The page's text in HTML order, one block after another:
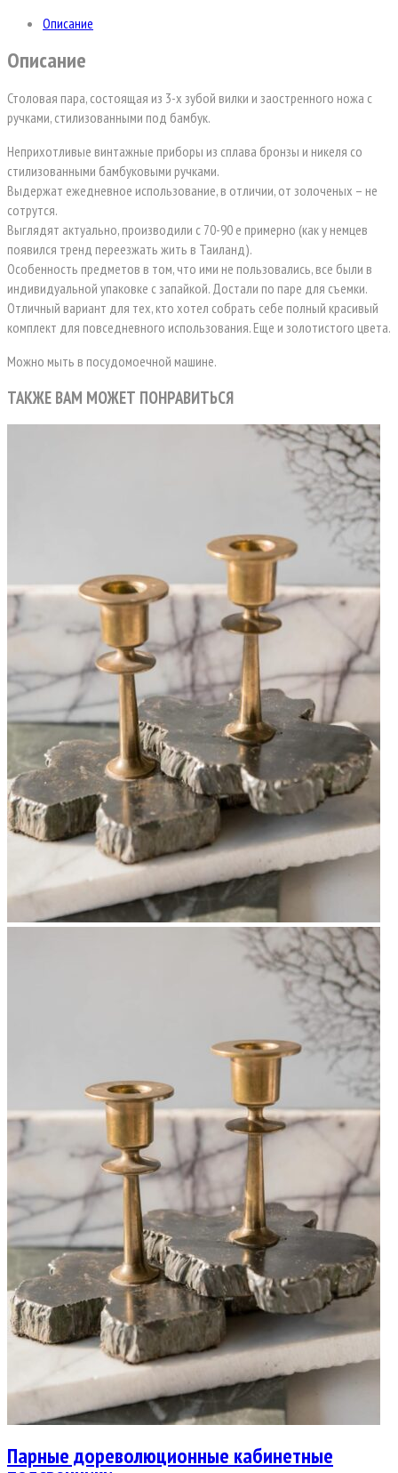
Описание
Описание
Столовая пара, состоящая из 3-х зубой вилки и заостренного ножа с
ручками, стилизованными под бамбук.
Неприхотливые винтажные приборы из сплава бронзы и никеля со
стилизованными бамбуковыми ручками.
Выдержат ежедневное использование, в отличии, от золоченых – не
сотрутся.
Выглядят актуально, производили с 70-90 е примерно (как у немцев
появился тренд переезжать жить в Таиланд).
Особенность предметов в том, что ими не пользовались, все были в
индивидуальной упаковке с запайкой. Достали по паре для съемки.
Отличный вариант для тех, кто хотел собрать себе полный красивый
комплект для повседневного использования. Еще и золотистого цвета.
Можно мыть в посудомоечной машине.
ТАКЖЕ ВАМ МОЖЕТ ПОНРАВИТЬСЯ
Парные дореволюционные кабинетные